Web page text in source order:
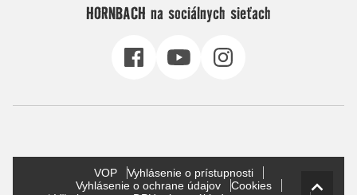
HORNBACH na sociálnych sieťach
VOP
Vyhlásenie o prístupnosti
Vyhlásenie o ochrane údajov
Cookies